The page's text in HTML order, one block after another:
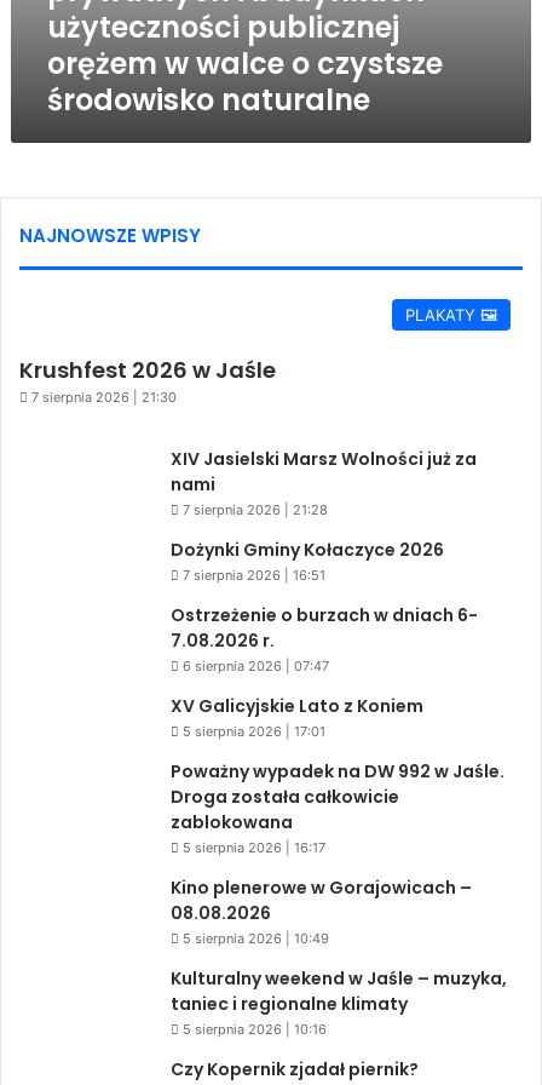
użyteczności publicznej
orężem w walce o czystsze
środowisko naturalne
NAJNOWSZE WPISY
PLAKATY 🖼️
Krushfest 2026 w Jaśle
7 sierpnia 2026 | 21:30
XIV Jasielski Marsz Wolności już za
nami
7 sierpnia 2026 | 21:28
Dożynki Gminy Kołaczyce 2026
7 sierpnia 2026 | 16:51
Ostrzeżenie o burzach w dniach 6-
7.08.2026 r.
6 sierpnia 2026 | 07:47
XV Galicyjskie Lato z Koniem
5 sierpnia 2026 | 17:01
Poważny wypadek na DW 992 w Jaśle.
Droga została całkowicie
zablokowana
5 sierpnia 2026 | 16:17
Kino plenerowe w Gorajowicach –
08.08.2026
5 sierpnia 2026 | 10:49
Kulturalny weekend w Jaśle – muzyka,
taniec i regionalne klimaty
5 sierpnia 2026 | 10:16
Czy Kopernik zjadał piernik?